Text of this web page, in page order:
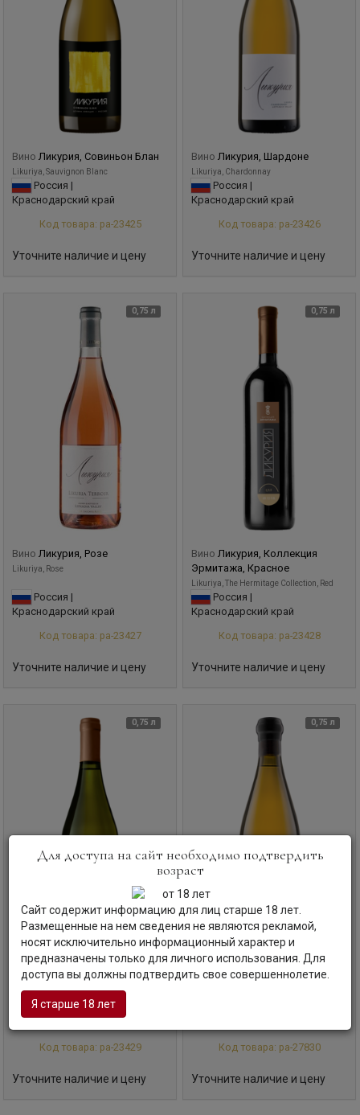
Вино Ликурия, Совиньон Блан
Likuriya, Sauvignon Blanc
Россия |
Краснодарский край
Код товара: ра-23425
Уточните наличие и цену
Вино Ликурия, Шардоне
Likuriya, Chardonnay
Россия |
Краснодарский край
Код товара: ра-23426
Уточните наличие и цену
0,75 л
Вино Ликурия, Розе
Likuriya, Rose
Россия |
Краснодарский край
Код товара: ра-23427
Уточните наличие и цену
0,75 л
Вино Ликурия, Коллекция
Эрмитажа, Красное
Likuriya, The Hermitage Collection, Red
Россия |
Краснодарский край
Код товара: ра-23428
Уточните наличие и цену
0,75 л
ВиноЛикурия, Коллекция
Эрмитажа, Белое
Likuriya, The Hermitage Collection, White
Россия |
Код товара: ра-23429
Уточните наличие и цену
0,75 л
ВиноЛикурия, Ркацители
Янтарное
Код товара: ра-27830
Уточните наличие и цену
Для доступа на сайт необходимо подтвердить
возраст
Сайт содержит информацию для лиц старше 18 лет.
Размещенные на нем сведения не являются рекламой,
носят исключительно информационный характер и
предназначены только для личного использования. Для
доступа вы должны подтвердить свое совершеннолетие.
Я старше 18 лет